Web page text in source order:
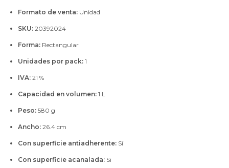
Formato de venta: Unidad
SKU: 20392024
Forma: Rectangular
Unidades por pack: 1
IVA: 21 %
Capacidad en volumen: 1 L
Peso: 580 g
Ancho: 26.4 cm
Con superficie antiadherente: Sí
Con superficie acanalada: Sí